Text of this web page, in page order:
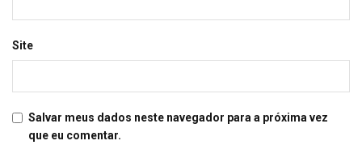
Site
Salvar meus dados neste navegador para a próxima vez
que eu comentar.